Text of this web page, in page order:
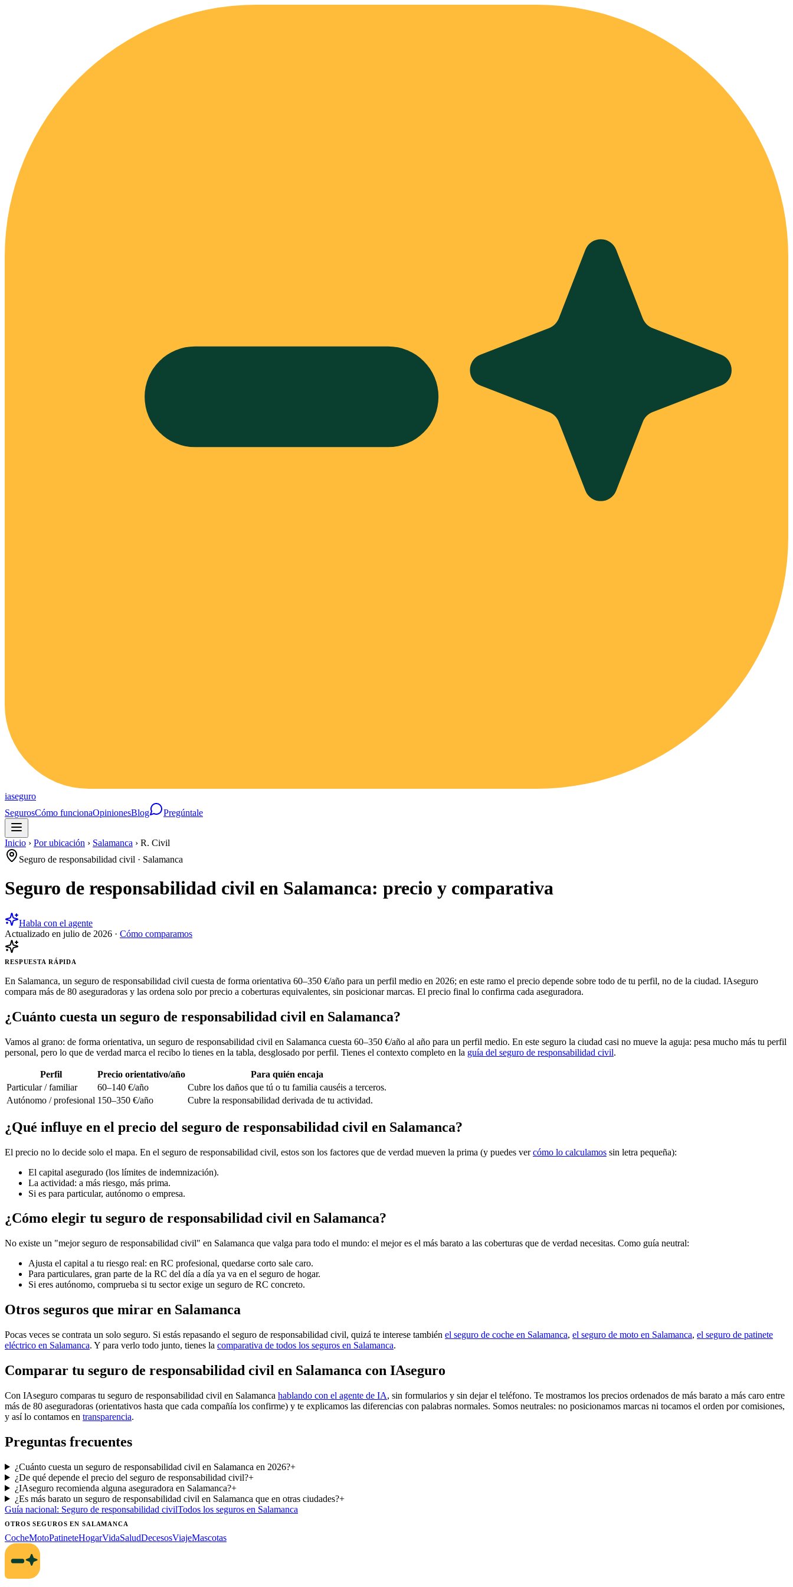
iaseguro
SegurosCómo funcionaOpinionesBlog Pregúntale
Inicio › Por ubicación › Salamanca › R. Civil
Seguro de responsabilidad civil · Salamanca
Seguro de responsabilidad civil en Salamanca: precio y comparativa
Habla con el agente
Actualizado en julio de 2026 · Cómo comparamos
RESPUESTA RÁPIDA
En Salamanca, un seguro de responsabilidad civil cuesta de forma orientativa 60–350 €/año para un perfil medio en 2026; en este ramo el precio depende sobre todo de tu perfil, no de la ciudad. IAseguro
compara más de 80 aseguradoras y las ordena solo por precio a coberturas equivalentes, sin posicionar marcas. El precio final lo confirma cada aseguradora.
¿Cuánto cuesta un seguro de responsabilidad civil en Salamanca?
Vamos al grano: de forma orientativa, un seguro de responsabilidad civil en Salamanca cuesta 60–350 €/año al año para un perfil medio. En este seguro la ciudad casi no mueve la aguja: pesa mucho más tu perfil
personal, pero lo que de verdad marca el recibo lo tienes en la tabla, desglosado por perfil. Tienes el contexto completo en la guía del seguro de responsabilidad civil.
Perfil Precio orientativo/año
Para quién encaja
Particular / familiar
60–140 €/año
Cubre los daños que tú o tu familia causéis a terceros.
Autónomo / profesional 150–350 €/año Cubre la responsabilidad derivada de tu actividad.
¿Qué influye en el precio del seguro de responsabilidad civil en Salamanca?
El precio no lo decide solo el mapa. En el seguro de responsabilidad civil, estos son los factores que de verdad mueven la prima (y puedes vercómo lo calculamos sin letra pequeña):
El capital asegurado (los límites de indemnización).
La actividad: a más riesgo, más prima.
Si es para particular, autónomo o empresa.
¿Cómo elegir tu seguro de responsabilidad civil en Salamanca?
No existe un "mejor seguro de responsabilidad civil" en Salamanca que valga para todo el mundo: el mejor es el más barato a las coberturas que de verdad necesitas. Como guía neutral:
Ajusta el capital a tu riesgo real: en RC profesional, quedarse corto sale caro.
Para particulares, gran parte de la RC del día a día ya va en el seguro de hogar.
Si eres autónomo, comprueba si tu sector exige un seguro de RC concreto.
Otros seguros que mirar en Salamanca
Pocas veces se contrata un solo seguro. Si estás repasando el seguro de responsabilidad civil, quizá te interese también el seguro de coche en Salamanca, el seguro de moto en Salamanca, el seguro de patinete
eléctrico en Salamanca. Y para verlo todo junto, tienes la comparativa de todos los seguros en Salamanca.
Comparar tu seguro de responsabilidad civil en Salamanca con IAseguro
Con IAseguro comparas tu seguro de responsabilidad civil en Salamanca hablando con el agente de IA, sin formularios y sin dejar el teléfono. Te mostramos los precios ordenados de más barato a más caro entre
más de 80 aseguradoras (orientativos hasta que cada compañía los confirme) y te explicamos las diferencias con palabras normales. Somos neutrales: no posicionamos marcas ni tocamos el orden por comisiones,
y así lo contamos en transparencia.
Preguntas frecuentes
¿Cuánto cuesta un seguro de responsabilidad civil en Salamanca en 2026?+
¿De qué depende el precio del seguro de responsabilidad civil?+
¿IAseguro recomienda alguna aseguradora en Salamanca?+
¿Es más barato un seguro de responsabilidad civil en Salamanca que en otras ciudades?+
Guía nacional: Seguro de responsabilidad civilTodos los seguros en Salamanca
OTROS SEGUROSEN SALAMANCA
CocheMotoPatineteHogarVidaSaludDecesosViajeMascotas